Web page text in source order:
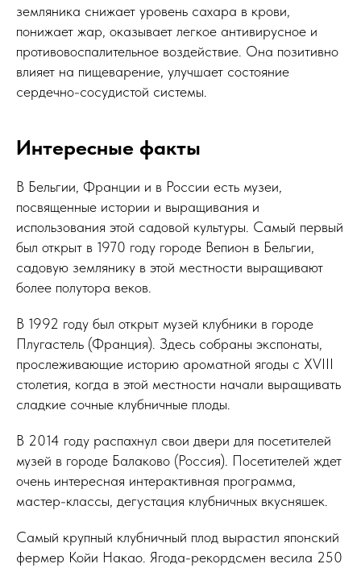
земляника снижает уровень сахара в крови,
понижает жар, оказывает легкое антивирусное и
противовоспалительное воздействие. Она позитивно
влияет на пищеварение, улучшает состояние
сердечно-сосудистой системы.
Интересные факты
В Бельгии, Франции и в России есть музеи,
посвященные истории и выращивания и
использования этой садовой культуры. Самый первый
был открыт в 1970 году городе Вепион в Бельгии,
садовую землянику в этой местности выращивают
более полутора веков.
В 1992 году был открыт музей клубники в городе
Плугастель (Франция). Здесь собраны экспонаты,
прослеживающие историю ароматной ягоды с XVIII
столетия, когда в этой местности начали выращивать
сладкие сочные клубничные плоды.
В 2014 году распахнул свои двери для посетителей
музей в городе Балаково (Россия). Посетителей ждет
очень интересная интерактивная программа,
мастер-классы, дегустация клубничных вкусняшек.
Самый крупный клубничный плод вырастил японский
фермер Койи Накао. Ягода-рекордсмен весила 250